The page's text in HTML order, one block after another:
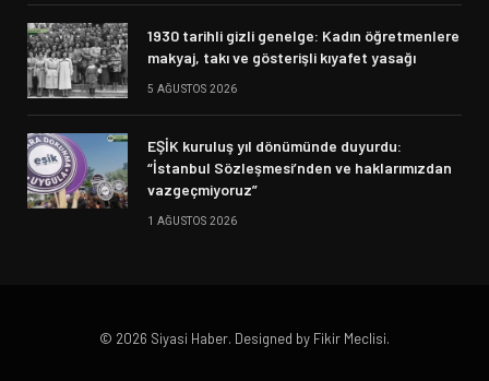
1930 tarihli gizli genelge: Kadın öğretmenlere
makyaj, takı ve gösterişli kıyafet yasağı
5 AĞUSTOS 2026
EŞİK kuruluş yıl dönümünde duyurdu:
“İstanbul Sözleşmesi’nden ve haklarımızdan
vazgeçmiyoruz”
1 AĞUSTOS 2026
© 2026 Siyasi Haber. Designed by Fikir Meclisi.